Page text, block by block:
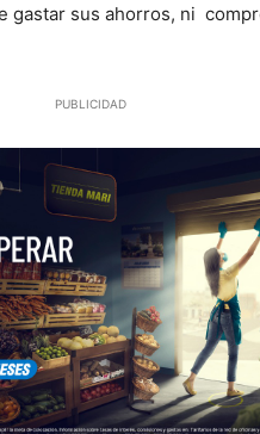
gastar sus ahorros, ni
PUBLICIDAD